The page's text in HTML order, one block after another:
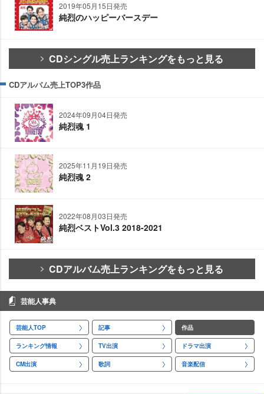
2019年05月15日発売
純烈のハッピーバースデー
CDシングル売上ランキングをもっと見る
CDアルバム売上TOP3作品
2024年09月04日発売
純烈魂 1
2025年11月19日発売
純烈魂 2
2022年08月03日発売
純烈ベストVol.3 2018-2021
CDアルバム売上ランキングをもっと見る
芸能人事典
芸能人TOP 記事 作品
ランキング情報 TV出演 ドラマ出演
CM出演 歌詞 音楽配信